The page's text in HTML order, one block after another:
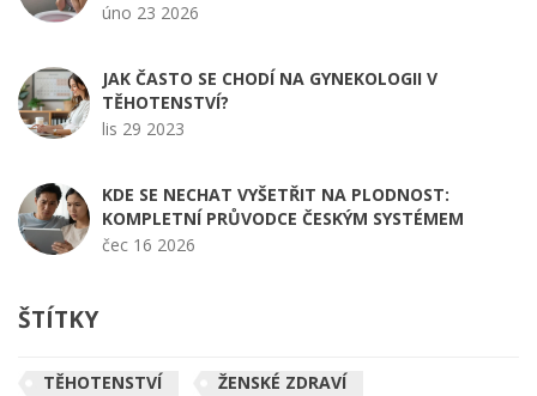
úno 23 2026
JAK ČASTO SE CHODÍ NA GYNEKOLOGII V
TĚHOTENSTVÍ?
lis 29 2023
KDE SE NECHAT VYŠETŘIT NA PLODNOST:
KOMPLETNÍ PRŮVODCE ČESKÝM SYSTÉMEM
čec 16 2026
ŠTÍTKY
TĚHOTENSTVÍ
ŽENSKÉ ZDRAVÍ